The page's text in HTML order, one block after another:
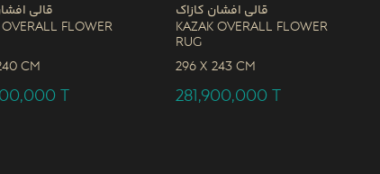
قالی
Overall Flower
CM
T
قالی افشان کازاک
Kazak Overall Flower
Rug
296 x 243 CM
281,900,000 T